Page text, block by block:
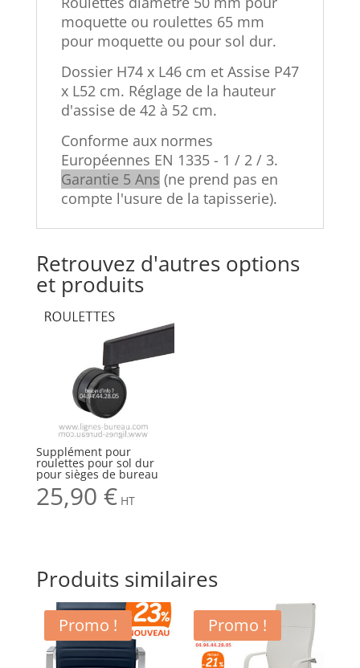
moquette ou roulettes 65 mm
pour moquette ou pour sol dur.
Dossier H74 x L46 cm et Assise P47
x L52 cm. Réglage de la hauteur
d'assise de 42 à 52 cm.
Conforme aux normes
Européennes EN 1335 - 1 / 2 / 3.
Garantie 5 Ans (ne prend pas en
compte l'usure de la tapisserie).
Retrouvez d'autres options
et produits
Supplément pour
roulettes pour sol dur
pour sièges de bureau
25,90 € HT
Produits similaires
Promo ! Promo !